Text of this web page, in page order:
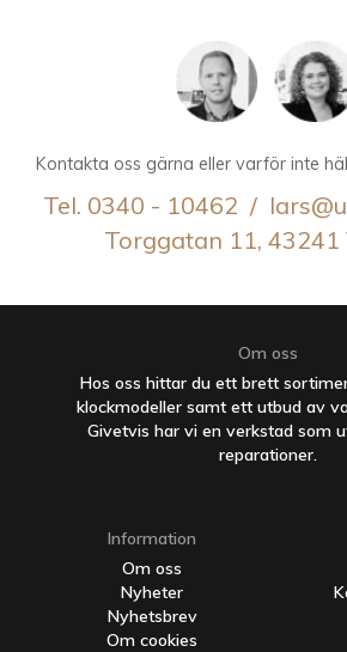
Kontakta oss gärna eller varför inte
Tel. 0340 - 10462 /
Torggatan 11,
Om oss
Hos oss hittar du ett brett
klockmodeller samt ett utbud av
Givetvis har vi en verkstad som
reparationer.
Information
Om oss
Nyheter
Nyhetsbrev
Om cookies